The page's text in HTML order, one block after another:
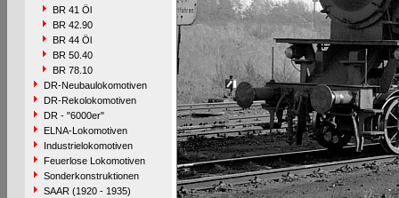
BR 41 Öl
BR 42.90
BR 44 Öl
BR 50.40
BR 78.10
DR-Neubaulokomotiven
DR-Rekolokomotiven
DR - "6000er"
ELNA-Lokomotiven
Industrielokomotiven
Feuerlose Lokomotiven
Sonderkonstruktionen
SAAR (1920 - 1935)